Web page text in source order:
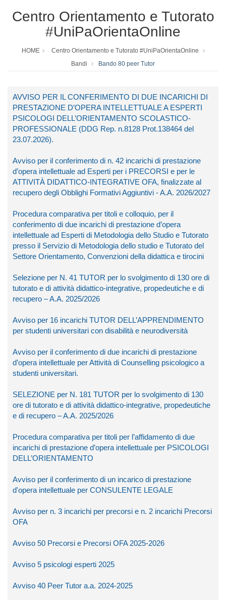
Centro Orientamento e Tutorato
#UniPaOrientaOnline
HOME
Centro Orientamento e Tutorato #UniPaOrientaOnline
Bandi
Bando 80 peer Tutor
AVVISO PER IL CONFERIMENTO DI DUE INCARICHI DI
PRESTAZIONE D’OPERA INTELLETTUALE A ESPERTI
PSICOLOGI DELL’ORIENTAMENTO SCOLASTICO-
PROFESSIONALE (DDG Rep. n.8128 Prot.138464 del
23.07.2026).
Avviso per il conferimento di n. 42 incarichi di prestazione
d’opera intellettuale ad Esperti per i PRECORSI e per le
ATTIVITÀ DIDATTICO-INTEGRATIVE OFA, finalizzate al
recupero degli Obblighi Formativi Aggiuntivi - A.A. 2026/2027
Procedura comparativa per titoli e colloquio, per il
conferimento di due incarichi di prestazione d’opera
intellettuale ad Esperti di Metodologia dello Studio e Tutorato
presso il Servizio di Metodologia dello studio e Tutorato del
Settore Orientamento, Convenzioni della didattica e tirocini
Selezione per N. 41 TUTOR per lo svolgimento di 130 ore di
tutorato e di attività didattico-integrative, propedeutiche e di
recupero – A.A. 2025/2026
Avviso per 16 incarichi TUTOR DELL’APPRENDIMENTO
per studenti universitari con disabilità e neurodiversità
Avviso per il conferimento di due incarichi di prestazione
d’opera intellettuale per Attività di Counselling psicologico a
studenti universitari.
SELEZIONE per N. 181 TUTOR per lo svolgimento di 130
ore di tutorato e di attività didattico-integrative, propedeutiche
e di recupero – A.A. 2025/2026
Procedura comparativa per titoli per l’affidamento di due
incarichi di prestazione d’opera intellettuale per PSICOLOGI
DELL’ORIENTAMENTO
Avviso per il conferimento di un incarico di prestazione
d'opera intellettuale per CONSULENTE LEGALE
Avviso per n. 3 incarichi per precorsi e n. 2 incarichi Precorsi
OFA
Avviso 50 Precorsi e Precorsi OFA 2025-2026
Avviso 5 psicologi esperti 2025
Avviso 40 Peer Tutor a.a. 2024-2025